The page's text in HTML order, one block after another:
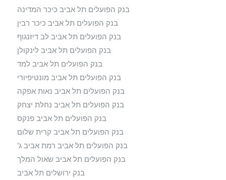
בנק הפועלים תל אביב כיכר המדינה
בנק הפועלים תל אביב כיכר רבין
בנק הפועלים תל אביב לב דיזנגוף
בנק הפועלים תל אביב לינקולן
בנק הפועלים תל אביב למד
בנק הפועלים תל אביב מונטיפיורי
בנק הפועלים תל אביב נאות אפקה
בנק הפועלים תל אביב נחלת יצחק
בנק הפועלים תל אביב פנקס
בנק הפועלים תל אביב קרית שלום
בנק הפועלים תל אביב רמת אביב ג'
בנק הפועלים תל אביב שאול המלך
בנק ירושלים תל אביב